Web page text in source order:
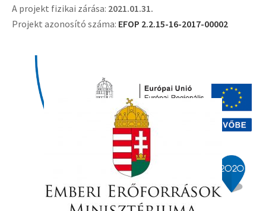
A projekt fizikai zárása: 2021.01.31.
Projekt azonosító száma: EFOP 2.2.15-16-2017-00002